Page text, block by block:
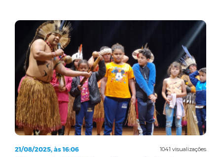
1041 visualizações
21/08/2025, às 16:06